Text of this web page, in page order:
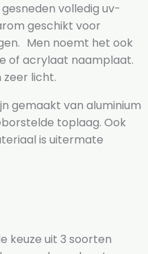
volledig uv-
geschikt voor
Men noemt het ook
of acrylaat naamplaat.
zeer licht.
gemaakt van aluminium
toplaag. Ook
is uitermate
keuze uit 3 soorten